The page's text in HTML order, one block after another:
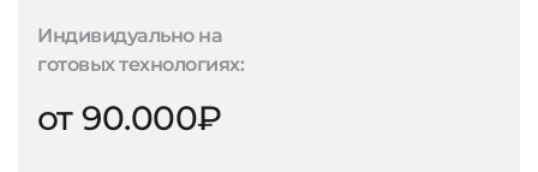
Индивидуально на
готовых технологиях:
от 90.000₽